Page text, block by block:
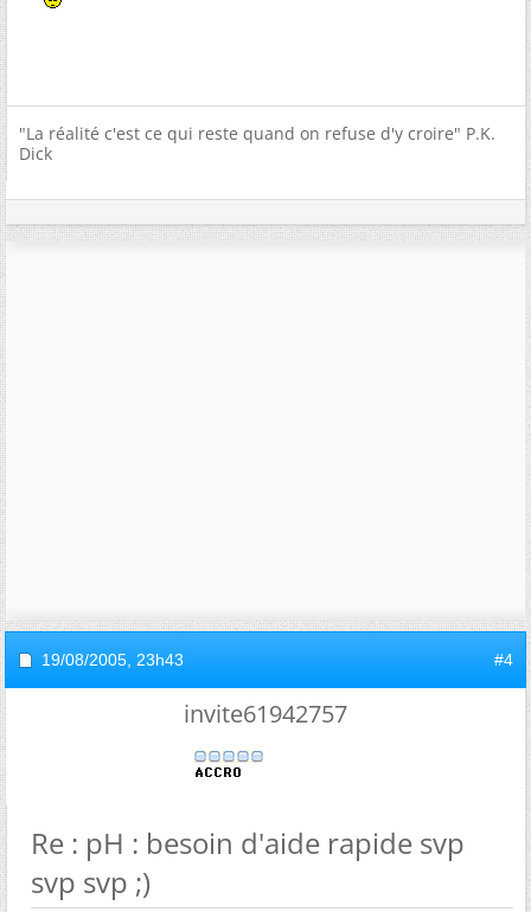
"La réalité c'est ce qui reste quand on refuse d'y croire" P.K.
Dick
19/08/2005, 23h43 #4
invite61942757
Re : pH : besoin d'aide rapide svp
svp svp ;)